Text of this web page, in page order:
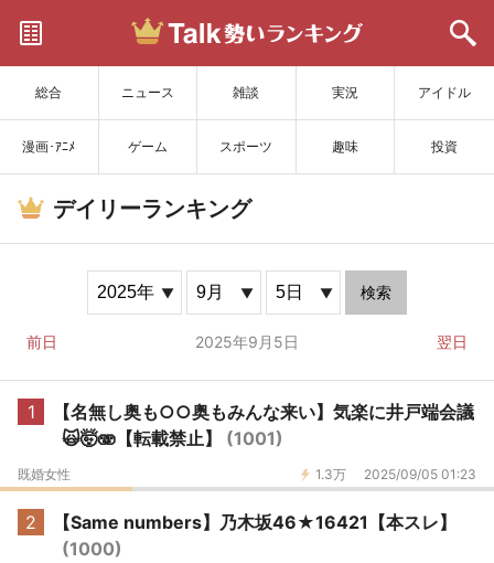
総合 ニュース 雑談 実況 アイドル
漫画･ｱﾆﾒ ゲーム スポーツ 趣味 投資
サイトを更新
デイリーランキング
検索
前日 2025年9月5日 翌日
1
【名無し奥も○○奥もみんな来い】気楽に井戸端会議
🙀🤯🫨【転載禁止】 (1001)
1.3万 2025/09/05 01:23
既婚女性
2
【Same numbers】乃木坂46★16421【本スレ】
(1000)